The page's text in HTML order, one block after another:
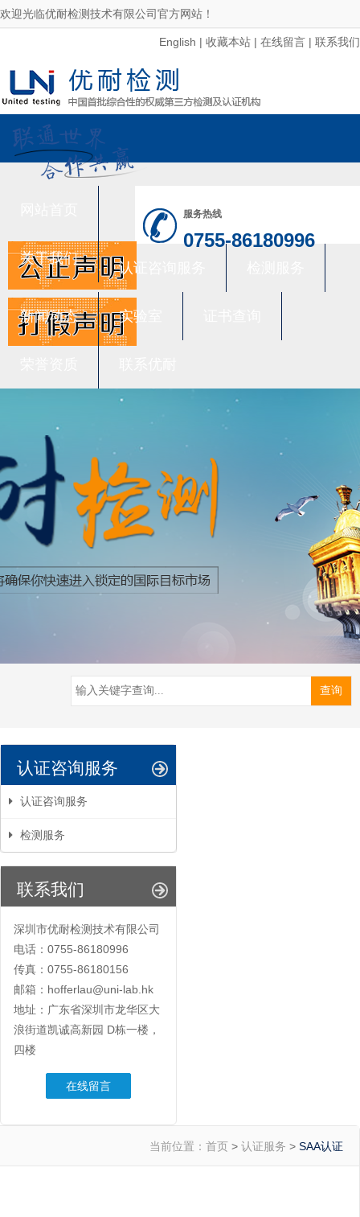
欢迎光临优耐检测技术有限公司官方网站！
English | 收藏本站 | 在线留言 | 联系我们
服务热线
0755-86180996
关于我们
认证咨询服务
新闻动态 实验室
认证咨询服务
认证咨询服务
检测服务
联系我们
深圳市优耐检测技术有限公司
电话：0755-86180996
传真：0755-86180156
邮箱：hofferlau@uni-lab.hk
地址：广东省深圳市龙华区大
浪街道凯诚高新园 D栋一楼，
四楼
在线留言
当前位置： 首页 > 认证服务 > SAA认证